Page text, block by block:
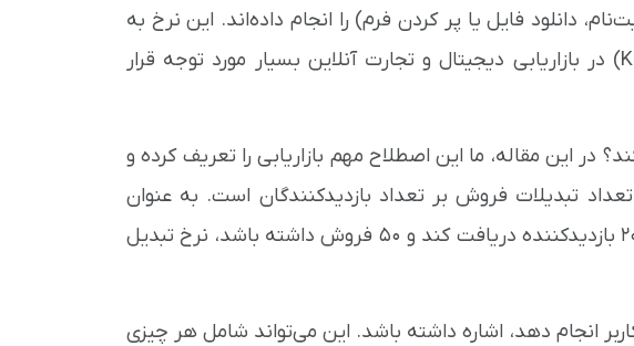
دانلود فایل یا پر کردن فرم) را انجام داده‌اند. این نرخ به
عنوان یکی از شاخص‌های کلیدی عملکرد (KPI) در بازاریابی دیجیتال و تجارت آنلاین بسیار مورد توجه قرار
در این مقاله، ما این اصطلاح مهم بازاریابی را تعریف کرده و
تبدیلات فروش بر تعداد بازدیدکنندگان است. به عنوان
مثال، اگر یک سایت فروشگاهی در هر ماه 200 بازدیدکننده دریافت کند و 50 فروش داشته باشد، نرخ تبدیل
انجام دهد، اشاره داشته باشد. این می‌تواند شامل هر چیزی